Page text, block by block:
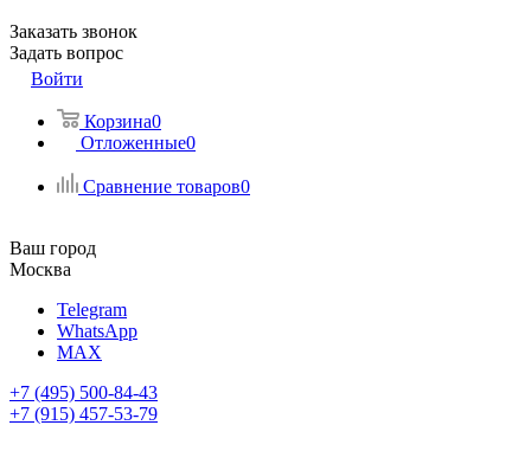
Заказать звонок
Задать вопрос
Войти
Корзина0
Отложенные0
Сравнение товаров0
Ваш город
Москва
Telegram
WhatsApp
MAX
+7 (495) 500-84-43
+7 (915) 457-53-79